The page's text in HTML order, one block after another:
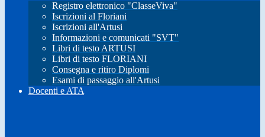
Registro elettronico "ClasseViva"
Iscrizioni al Floriani
Iscrizioni all'Artusi
Informazioni e comunicati "SVT"
Libri di testo ARTUSI
Libri di testo FLORIANI
Consegna e ritiro Diplomi
Esami di passaggio all'Artusi
Docenti e ATA